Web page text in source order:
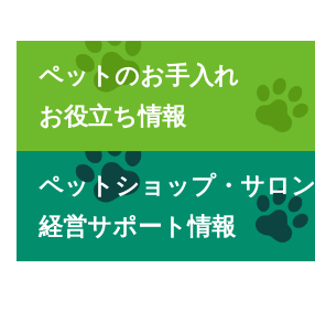
ペットのお手入れ
お役立ち情報
ペットショップ・サロン
経営サポート情報